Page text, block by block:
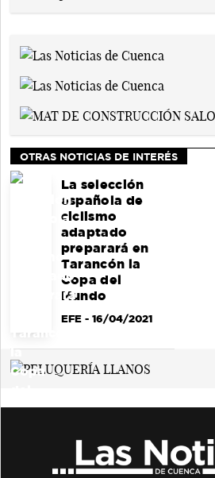
OTRAS NOTICIAS DE INTERÉS
La selección
española de
ciclismo
adaptado
preparará en
Tarancón la
Copa del
Mundo
EFE- 16/04/2021